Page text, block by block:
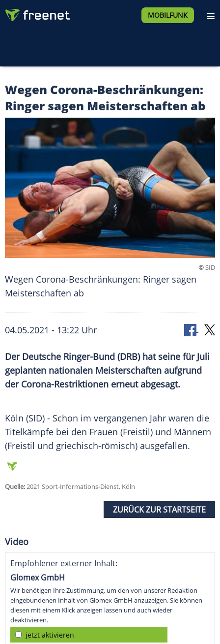
MOBILFUNK
Wegen Corona-Beschränkungen:
Ringer sagen Meisterschaften ab
©SID
Wegen Corona-Beschränkungen: Ringer sagen
Meisterschaften ab
04.05.2021 - 13:22 Uhr
Der Deutsche Ringer-Bund (DRB) hat seine für Juli
geplanten nationalen Meisterschaften aufgrund
der Corona-Restriktionen erneut abgesagt.
Köln (SID) - Schon im vergangenen Jahr waren die
Titelkämpfe bei den Frauen (Freistil) und Männern
(Freistil und griechisch-römisch) ausgefallen.
Quelle:2021 Sport-Informations-Dienst, Köln
ZURÜCK ZUR STARTSEITE
Video
Empfohlener externer Inhalt:
Glomex GmbH
Wir benötigen Ihre Zustimmung, um den von unserer Redaktion
eingebundenen Inhalt von Glomex GmbH anzuzeigen. Sie können
diesen mit einem Klick anzeigen lassen und auch wieder
deaktivieren.
jetzt aktivieren